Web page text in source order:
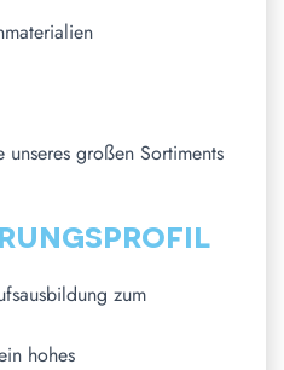
großen Sortiments
zum
hohes